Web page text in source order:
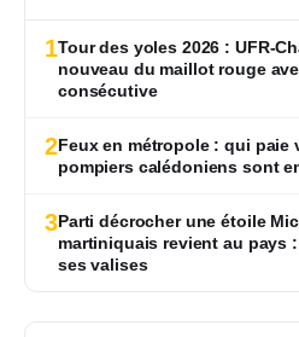
1Tour des yoles 2026 : UFR-
nouveau du maillot rouge
consécutive
2Feux en métropole : qui paie
pompiers calédoniens sont
3Parti décrocher une étoile
martiniquais revient au pays
ses valises